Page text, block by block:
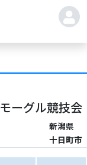
ーグル競技会
新潟県
十日町市